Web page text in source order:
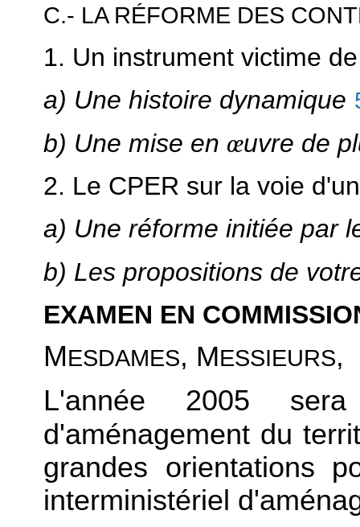
C.- LA RÉFORME DES
1. Un instrument victime
a) Une histoire dynamique
b) Une mise en œuvre de
2. Le CPER sur la voie
a) Une réforme initiée par
b) Les propositions de
EXAMEN EN
MESDAMES, MESSIEURS,
L'année 2005
d'aménagement du
grandes orientations
interministériel